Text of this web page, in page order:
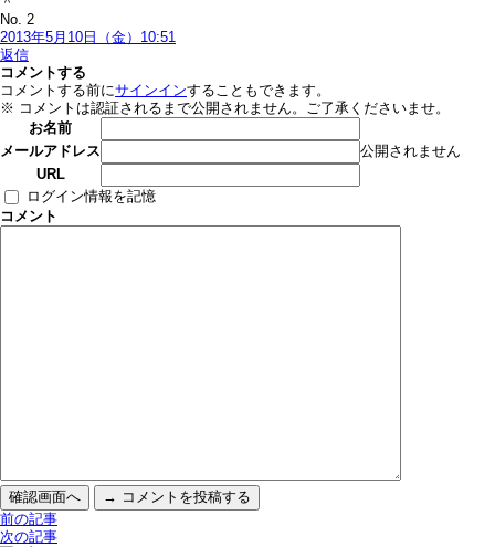
No. 2
2013年5月10日（金）10:51
返信
コメントする
コメントする前にサインインすることもできます。
※ コメントは認証されるまで公開されません。ご了承くださいませ。
お名前
メールアドレス
公開されません
URL
ログイン情報を記憶
コメント
前の記事
次の記事